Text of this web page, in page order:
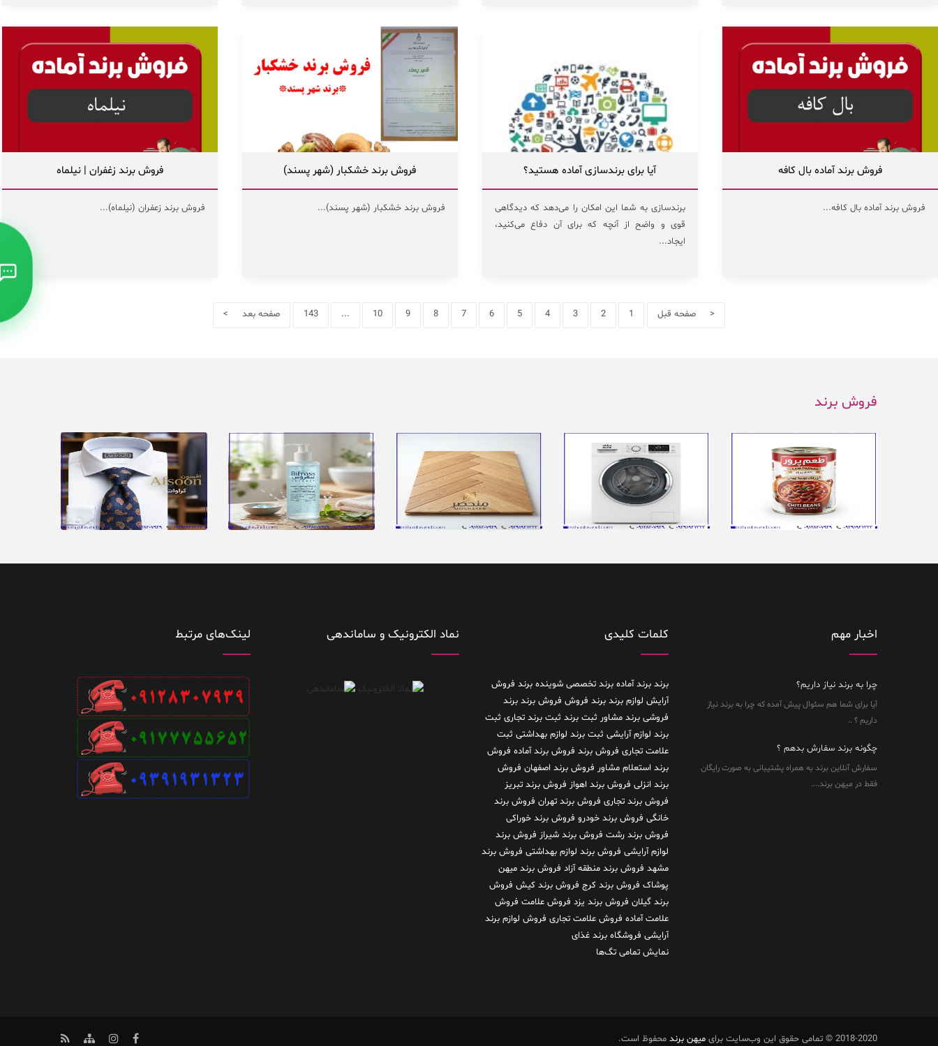
فروش برند آماده بال کافه
فروش برند آماده بال کافه...
آیا برای برندسازی آماده هستید؟
برندسازی به شما این امکان را می‌دهد که دیدگاهی
قوی و واضح از آنچه که برای آن دفاع می‌کنید،
ایجاد...
فروش برند خشکبار (شهر پسند)
فروش برند خشکبار (شهر پسند)...
فروش برند زغفران | نیلماه
فروش برند زعفران (نیلماه)...
< صفحه قبل 1
2
3
4
5
6
7
8
9
10
...
143 صفحه بعد >
فروش برند
اخبار مهم
چرا به برند نیاز داریم؟
آیا برای شما هم سئوال پیش آمده که چرا به برند نیاز
داریم ؟ ..
چگونه برند سفارش بدهم ؟
سفارش آنلاین برند به همراه پشتیبانی به صورت رایگان
فقط در میهن برند....
کلمات کلیدی
برند برند آماده برند تخصصی شوینده برند فروش
آرایش لوازم برند برند فروش فروش برند برند
فروشی برند مشاور ثبت برند ثبت برند تجاری ثبت
برند لوازم آرایشی ثبت برند لوازم بهداشتی ثبت
علامت تجاری فروش برند فروش برند آماده فروش
برند استعلام مشاور فروش برند اصفهان فروش
برند انزلی فروش برند اهواز فروش برند تبریز
فروش برند تجاری فروش برند تهران فروش برند
خانگی فروش برند خودرو فروش برند خوراکی
فروش برند رشت فروش برند شیراز فروش برند
لوازم آرایشی فروش برند لوازم بهداشتی فروش برند
مشهد فروش برند منطقه آزاد فروش برند میهن
پوشاک فروش برند کرج فروش برند کیش فروش
برند گیلان فروش برند یزد فروش علامت فروش
علامت آماده فروش علامت تجاری فروش لوازم برند
آرایشی فروشگاه برند غذای
نمایش تمامی تگ‌ها
نماد الکترونیک و ساماندهی لینک‌های مرتبط
2018-2020 © تمامی حقوق این وب‌سایت برای میهن برند محفوظ است.